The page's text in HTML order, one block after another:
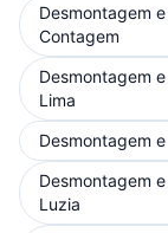
Desmontagem
Contagem
Desmontagem
Lima
Desmontagem
Desmontagem
Luzia